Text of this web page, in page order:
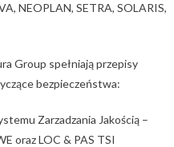
NEOPLAN, SETRA, SOLARIS,
Group spełniają przepisy
bezpieczeństwa:
Zarzadzania Jakością –
oraz LOC & PAS TSI